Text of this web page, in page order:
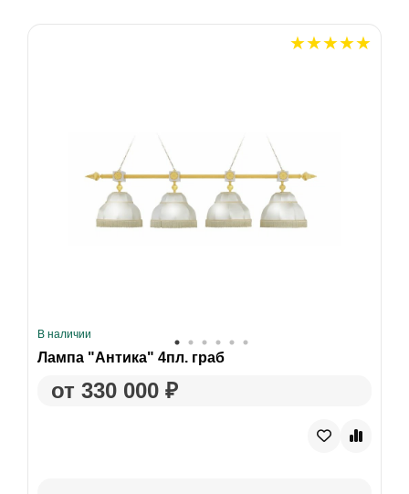
В наличии
Лампа "Антика" 4пл. граб
от 330 000 ₽